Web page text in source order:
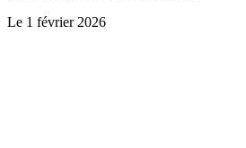
Le 1 février 2026